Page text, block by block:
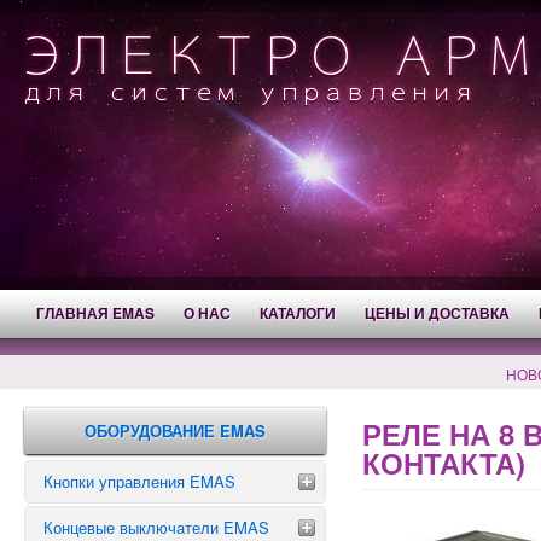
ГЛАВНАЯ EMAS О НАС КАТАЛОГИ ЦЕНЫ И ДОСТАВКА
ОБОРУДОВАНИЕ EMAS
Кнопки управления EMAS
Аварийные кнопки
Концевые выключатели EMAS
РЕЛЕ НА 8
КОНТАКТА)